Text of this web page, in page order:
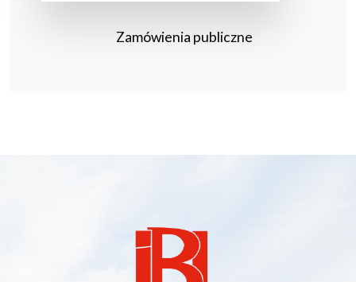
Zamówienia publiczne